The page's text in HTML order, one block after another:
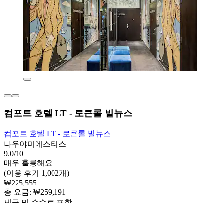
컴포트 호텔 LT - 로큰롤 빌뉴스
컴포트 호텔 LT - 로큰롤 빌뉴스
나우야미에스티스
9.0/10
매우 훌륭해요
(이용 후기 1,002개)
₩225,555
총 요금: ₩259,191